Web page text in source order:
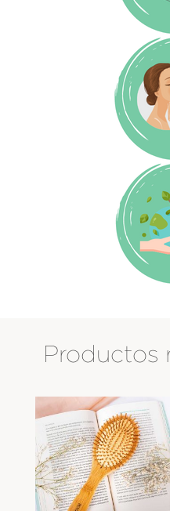
Productos